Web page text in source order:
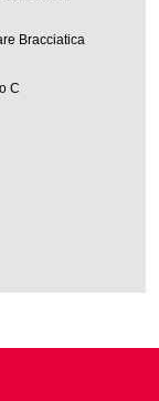
Bracciatica
C